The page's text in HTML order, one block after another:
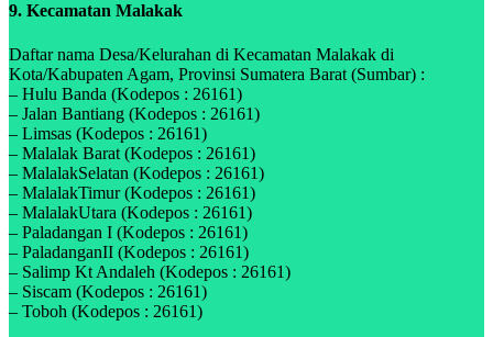
9. Kecamatan Malakak
Daftar nama Desa/Kelurahan di Kecamatan Malakak di
Kota/Kabupaten Agam, Provinsi Sumatera Barat (Sumbar) :
– Hulu Banda (Kodepos : 26161)
– Jalan Bantiang (Kodepos : 26161)
– Limsas (Kodepos : 26161)
– Malalak Barat (Kodepos : 26161)
– MalalakSelatan (Kodepos : 26161)
– MalalakTimur (Kodepos : 26161)
– MalalakUtara (Kodepos : 26161)
– Paladangan I (Kodepos : 26161)
– PaladanganII (Kodepos : 26161)
– Salimp Kt Andaleh (Kodepos : 26161)
– Siscam (Kodepos : 26161)
– Toboh (Kodepos : 26161)